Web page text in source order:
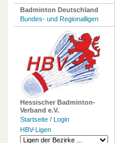
Badminton Deutschland
Bundes- und Regionalligen
Hessischer Badminton-
Verband e.V.
Startseite / Login
HBV-Ligen